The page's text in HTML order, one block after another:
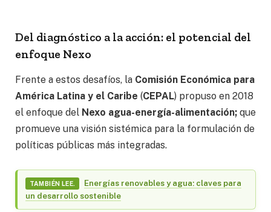
Del diagnóstico a la acción: el potencial del
enfoque Nexo
Frente a estos desafíos, la Comisión Económica para
América Latina y el Caribe (CEPAL) propuso en 2018
el enfoque del Nexo agua-energía-alimentación; que
promueve una visión sistémica para la formulación de
políticas públicas más integradas.
TAMBIÉN LEE.
Energías renovables y agua: claves para
un desarrollo sostenible